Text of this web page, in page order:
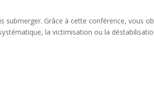
Grâce à cette conférence, vous
la victimisation ou la